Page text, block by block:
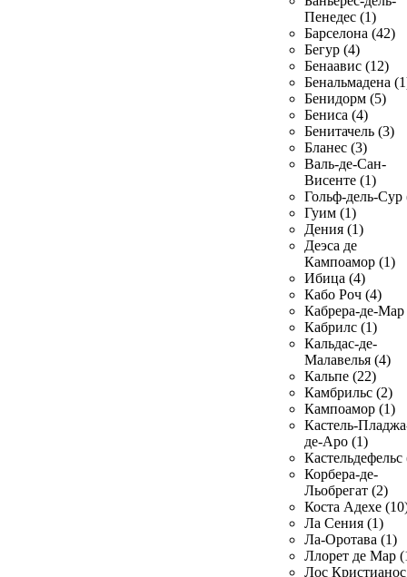
Пенедес (1)
Барселона (42)
Бегур (4)
Бенаавис (12)
Бенальмадена
Бенидорм (5)
Бениса (4)
Бенитачель (3)
Бланес (3)
Валь-де-Сан-
Висенте (1)
Гольф-дель-Сур
Гуим (1)
Дения (1)
Деэса де
Кампоамор (1)
Ибица (4)
Кабо Роч (4)
Кабрера-де-Мар
Кабрилс (1)
Кальдас-де-
Малавелья (4)
Кальпе (22)
Камбрильс (2)
Кампоамор (1)
Кастель-
де-Аро (1)
Кастельдефельс
Корбера-де-
Льобрегат (2)
Коста Адехе
Ла Сения (1)
Ла-Оротава (1)
Ллорет де Мар
Лос